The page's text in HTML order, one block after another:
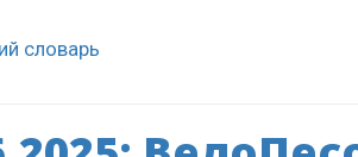
словарь